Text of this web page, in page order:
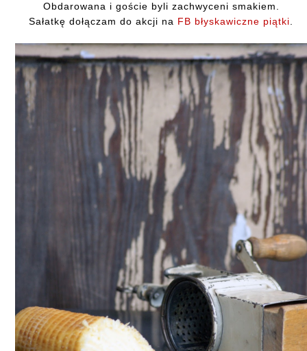
Obdarowana i goście byli zachwyceni smakiem.
Sałatkę dołączam do akcji na FB błyskawiczne piątki